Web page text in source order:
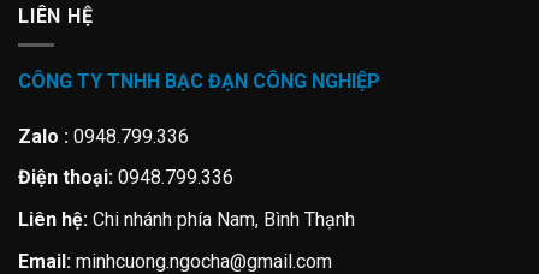
LIÊN HỆ
CÔNG TY TNHH BẠC ĐẠN CÔNG NGHIỆP
Zalo : 0948.799.336
Điện thoại: 0948.799.336
Liên hệ: Chi nhánh phía Nam, Bình Thạnh
Email: minhcuong.ngocha@gmail.com